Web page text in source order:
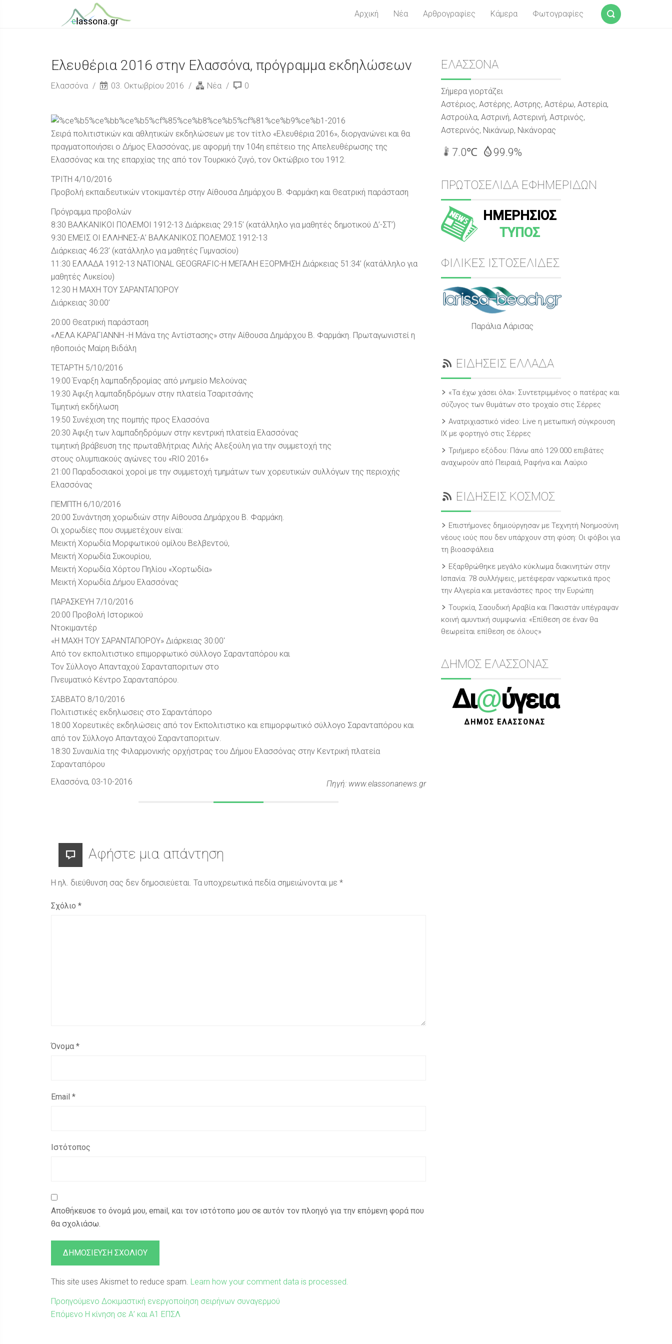
Αρχική Νέα Αρθρογραφίες Κάμερα Φωτογραφίες
Ελευθέρια 2016 στην Ελασσόνα, πρόγραμμα εκδηλώσεων
Ελασσόνα 03. Οκτωβρίου 2016 Νέα 0
Σειρά πολιτιστικών και αθλητικών εκδηλώσεων με τον τίτλο «Ελευθέρια 2016», διοργανώνει και θα
πραγματοποιήσει ο Δήμος Ελασσόνας, με αφορμή την 104η επέτειο της Απελευθέρωσης της
Ελασσόνας και της επαρχίας της από τον Τουρκικό ζυγό, τον Οκτώβριο του 1912.
ΤΡΙΤΗ 4/10/2016
Προβολή εκπαιδευτικών ντοκιμαντέρ στην Αίθουσα Δημάρχου Β. Φαρμάκη και Θεατρική παράσταση
Πρόγραμμα προβολών
8:30 ΒΑΛΚΑΝΙΚΟΙ ΠΟΛΕΜΟΙ 1912-13 Διάρκειας 29:15’ (κατάλληλο για μαθητές δημοτικού Δ’-ΣΤ’)
9:30 ΕΜΕΙΣ ΟΙ ΕΛΛΗΝΕΣ-Α’ ΒΑΛΚΑΝΙΚΟΣ ΠΟΛΕΜΟΣ 1912-13
Διάρκειας 46:23’ (κατάλληλο για μαθητές Γυμνασίου)
11:30 ΕΛΛΑΔΑ 1912-13 NATIONAL GEOGRAFIC-Η ΜΕΓΑΛΗ ΕΞΟΡΜΗΣΗ Διάρκειας 51:34’ (κατάλληλο για
μαθητές Λυκείου)
12:30 Η ΜΑΧΗ ΤΟΥ ΣΑΡΑΝΤΑΠΟΡΟΥ
Διάρκειας 30:00’
20:00 Θεατρική παράσταση
«ΛΕΛΑ ΚΑΡΑΓΙΑΝΝΗ -Η Μάνα της Αντίστασης» στην Αίθουσα Δημάρχου Β. Φαρμάκη. Πρωταγωνιστεί η
ηθοποιός Μαίρη Βιδάλη
ΤΕΤΑΡΤΗ 5/10/2016
19:00 Έναρξη λαμπαδηδρομίας από μνημείο Μελούνας
19:30 Άφιξη λαμπαδηδρόμων στην πλατεία Τσαριτσάνης
Τιμητική εκδήλωση
19:50 Συνέχιση της πομπής προς Ελασσόνα
20:30 Άφιξη των λαμπαδηδρόμων στην κεντρική πλατεία Ελασσόνας
τιμητική βράβευση της πρωταθλήτριας Λιλής Αλεξούλη για την συμμετοχή της
στους ολυμπιακούς αγώνες του «RΙΟ 2016»
21:00 Παραδοσιακοί χοροί με την συμμετοχή τμημάτων των χορευτικών συλλόγων της περιοχής
Ελασσόνας
ΠΕΜΠΤΗ 6/10/2016
20:00 Συνάντηση χορωδιών στην Αίθουσα Δημάρχου Β. Φαρμάκη.
Οι χορωδίες που συμμετέχουν είναι:
Μεικτή Χορωδία Μορφωτικού ομίλου Βελβεντού,
Μεικτή Χορωδία Συκουρίου,
Μεικτή Χορωδία Χόρτου Πηλίου «Χορτωδία»
Μεικτή Χορωδία Δήμου Ελασσόνας
ΠΑΡΑΣΚΕΥΗ 7/10/2016
20:00 Προβολή Ιστορικού
Ντοκιμαντέρ
«Η ΜΑΧΗ ΤΟΥ ΣΑΡΑΝΤΑΠΟΡΟΥ» Διάρκειας 30:00′
Από τον εκπολιτιστικο επιμορφωτικό σύλλογο Σαρανταπόρου και
Τον Σύλλογο Απανταχού Σαρανταποριτων στο
Πνευματικό Κέντρο Σαρανταπόρου.
ΣΑΒΒΑΤΟ 8/10/2016
Πολιτιστικές εκδηλωσεις στο Σαραντάπορο
18:00 Χορευτικές εκδηλώσεις από τον Εκπολιτιστικο και επιμορφωτικό σύλλογο Σαρανταπόρου και
από τον Σύλλογο Απανταχού Σαρανταποριτων.
18:30 Συναυλία της Φιλαρμονικής ορχήστρας του Δήμου Ελασσόνας στην Κεντρική πλατεία
Σαρανταπόρου
Πηγή: www.elassonanews.gr
Ελασσόνα, 03-10-2016
Αφήστε μια απάντηση
Η ηλ. διεύθυνση σας δεν δημοσιεύεται. Τα υποχρεωτικά πεδία σημειώνονται με *
Σχόλιο *
Όνομα *
Email *
Ιστότοπος
Αποθήκευσε το όνομά μου, email, και τον ιστότοπο μου σε αυτόν τον πλοηγό για την επόμενη φορά που
θα σχολιάσω.
This site uses Akismet to reduce spam. Learn how your comment data is processed.
Πλοήγηση
άρθρων
Προηγούμενο Προηγούμενη
δημοσίευση:
Δοκιμαστική ενεργοποίηση σειρήνων συναγερμού
Επόμενο Επόμενη
Η κίνηση σε Α’ και Α1 ΕΠΣΛ
Sidebar
ΕΛΑΣΣΟΝΑ
Σήμερα γιορτάζει
Αστέριος, Αστέρης, Αστρης, Αστέρω, Αστερία,
Αστρούλα, Αστρινή, Αστερινή, Αστρινός,
Αστερινός, Νικάνωρ, Νικάνορας
7.0℃ 99.9%
ΠΡΩΤΟΣΕΛΙΔΑ ΕΦΗΜΕΡΙΔΩΝ
ΗΜΕΡΗΣΙΟΣ
ΤΥΠΟΣ
ΦΙΛΙΚΕΣ ΙΣΤΟΣΕΛΙΔΕΣ
Παράλια Λάρισας
ΕΙΔΗΣΕΙΣ ΕΛΛΑΔΑ
«Τα έχω χάσει όλα»: Συντετριμμένος ο πατέρας και
σύζυγος των θυμάτων στο τροχαίο στις Σέρρες
Ανατριχιαστικό video: Live η μετωπική σύγκρουση
ΙΧ με φορτηγό στις Σέρρες
Τριήμερο εξόδου: Πάνω από 129.000 επιβάτες
αναχωρούν από Πειραιά, Ραφήνα και Λαύριο
ΕΙΔΗΣΕΙΣ ΚΟΣΜΟΣ
Επιστήμονες δημιούργησαν με Τεχνητή Νοημοσύνη
νέους ιούς που δεν υπάρχουν στη φύση: Οι φόβοι για
τη βιοασφάλεια
Εξαρθρώθηκε μεγάλο κύκλωμα διακινητών στην
Ισπανία: 78 συλλήψεις, μετέφεραν ναρκωτικά προς
την Αλγερία και μετανάστες προς την Ευρώπη
Τουρκία, Σαουδική Αραβία και Πακιστάν υπέγραψαν
κοινή αμυντική συμφωνία: «Επίθεση σε έναν θα
θεωρείται επίθεση σε όλους»
ΔΗΜΟΣ ΕΛΑΣΣΟΝΑΣ
Δι@ύγεια
ΔΗΜΟΣ ΕΛΑΣΣΟΝΑΣ